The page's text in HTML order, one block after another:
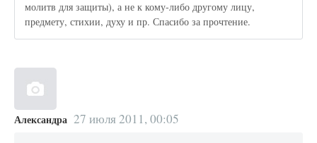
молитв для защиты), а не к кому-либо другому лицу,
предмету, стихии, духу и пр. Спасибо за прочтение.
Александра 27 июля 2011, 00:05